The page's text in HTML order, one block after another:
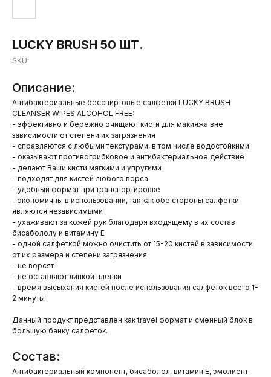
LUCKY BRUSH 50 ШТ.
SKU:
Описание:
Антибактериальные бесспиртовые салфетки LUCKY BRUSH
CLEANSER WIPES ALCOHOL FREE:
- эффективно и бережно очищают кисти для макияжа вне
зависимости от степени их загрязнения
- справляются с любыми текстурами, в том числе водостойкими
- оказывают противогрибковое и антибактериальное действие
- делают Ваши кисти мягкими и упругими
- подходят для кистей любого ворса
- удобный формат при транспортировке
- экономичны в использовании, так как обе стороны салфетки
являются независимыми
- ухаживают за кожей рук благодаря входящему в их состав
бисабололу и витамину E
- одной салфеткой можно очистить от 15-20 кистей в зависимости
от их размера и степени загрязнения
- не ворсят
- не оставляют липкой пленки
- время высыхания кистей после использования салфеток всего 1-
2 минуты
Данный продукт представлен как travel формат и сменный блок в
большую банку салфеток.
Состав:
Антибактериальный компонент, бисаболол, витамин E, эмолиент